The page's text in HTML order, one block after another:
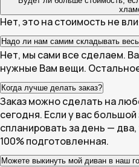
Нет, это на стоимость не
Надо ли нам самим складывать
Нет, мы сами все сделаем.
нужные Вам вещи.
Когда лучше делать заказ?
Заказ можно сделать на
сегодня. Если у вас большой
спланировать за день —
100% подготовленная.
Можете выкинуть мой диван в наш